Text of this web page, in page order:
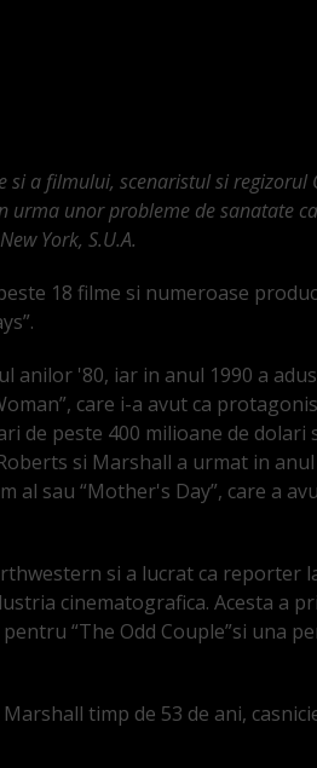
a filmului, scenaristul si regizorul
unor probleme de sanatate
York, S.U.A.
18 filme si numeroase
anilor '80, iar in anul 1990 a
care i-a avut ca
de peste 400 milioane de dolari
si Marshall a urmat in
al sau “Mother's Day”, care a
si a lucrat ca reporter
cinematografica. Acesta a
“The Odd Couple”si una
timp de 53 de ani,